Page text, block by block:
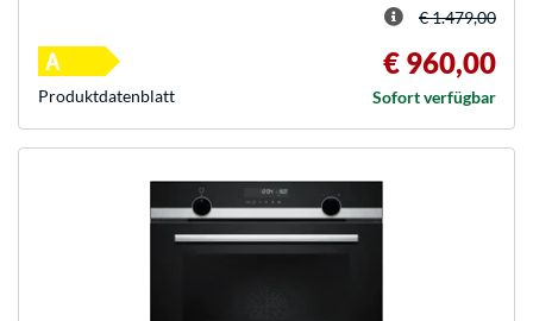
€ 1.479,00
€ 960,00
Sofort verfügbar
Produkt­datenblatt